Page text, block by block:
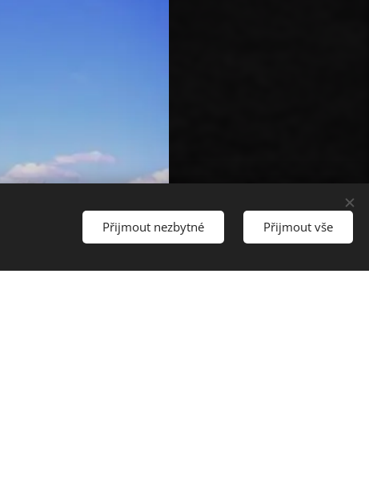
Přijmout nezbytné Přijmout vše